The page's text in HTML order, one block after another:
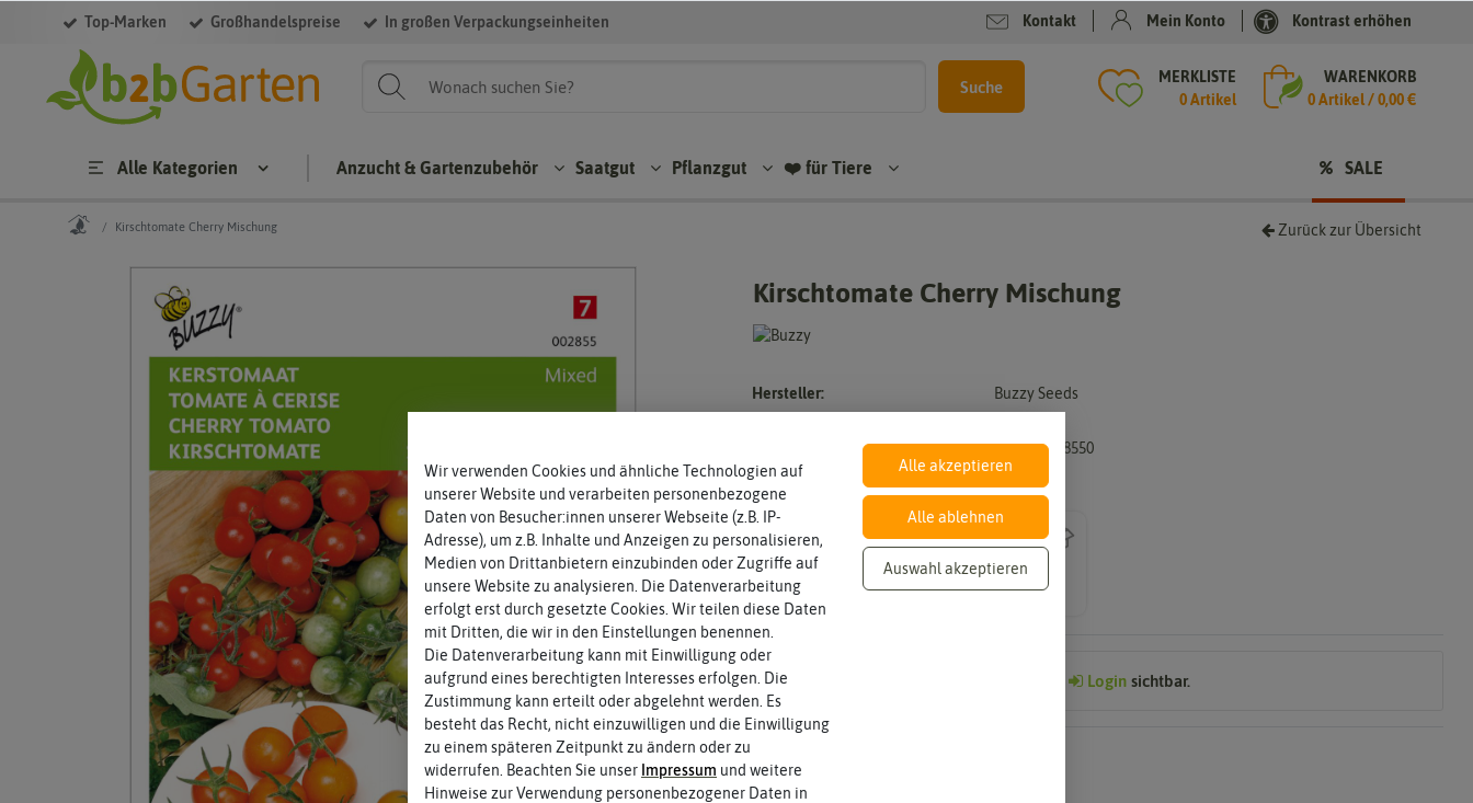
Top-Marken Großhandelspreise In großen Verpackungseinheiten Kontakt Mein Konto Kontrast erhöhen
Suche
MERKLISTE
0 Artikel
WARENKORB
0Artikel /0,00 €
Alle Kategorien Anzucht & Gartenzubehör Saatgut Pflanzgut ❤️ für Tiere SALE
Kirschtomate Cherry Mischung Zurück zur Übersicht
Kirschtomate Cherry Mischung
Hersteller:
Buzzy Seeds
8711117028550
Inhalt
30 Korn Wie viel ist enthalten
Loginsichtbar.
Wir verwenden Cookies und ähnliche Technologien auf
unserer Website und verarbeiten personenbezogene
Daten von Besucher:innen unserer Webseite (z.B. IP-
Adresse), um z.B. Inhalte und Anzeigen zu personalisieren,
Medien von Drittanbietern einzubinden oder Zugriffe auf
unsere Website zu analysieren. Die Datenverarbeitung
erfolgt erst durch gesetzte Cookies. Wir teilen diese Daten
mit Dritten, die wir in den Einstellungen benennen.
Die Datenverarbeitung kann mit Einwilligung oder
aufgrund eines berechtigten Interesses erfolgen. Die
Zustimmung kann erteilt oder abgelehnt werden. Es
besteht das Recht, nicht einzuwilligen und die Einwilligung
zu einem späteren Zeitpunkt zu ändern oder zu
widerrufen. Beachten Sie unser Impressum und weitere
Hinweise zur Verwendung personenbezogener Daten in
Alle akzeptieren
Alle ablehnen
Auswahl akzeptieren